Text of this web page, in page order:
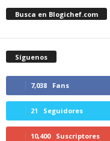
Busca en Blogichef.com
Síguenos
7,038 Fans
21 Seguidores
10,400 Suscriptores